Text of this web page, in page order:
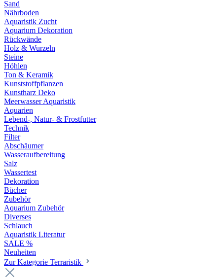
Sand
Nährboden
Aquaristik Zucht
Aquarium Dekoration
Rückwände
Holz & Wurzeln
Steine
Höhlen
Ton & Keramik
Kunststoffpflanzen
Kunstharz Deko
Meerwasser Aquaristik
Aquarien
Lebend-, Natur- & Frostfutter
Technik
Filter
Abschäumer
Wasseraufbereitung
Salz
Wassertest
Dekoration
Bücher
Zubehör
Aquarium Zubehör
Diverses
Schlauch
Aquaristik Literatur
SALE %
Neuheiten
Zur Kategorie Terraristik